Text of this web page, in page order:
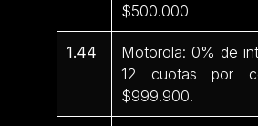
$500.000
1.44
Motorola: 0% de
12 cuotas por
$999.900.